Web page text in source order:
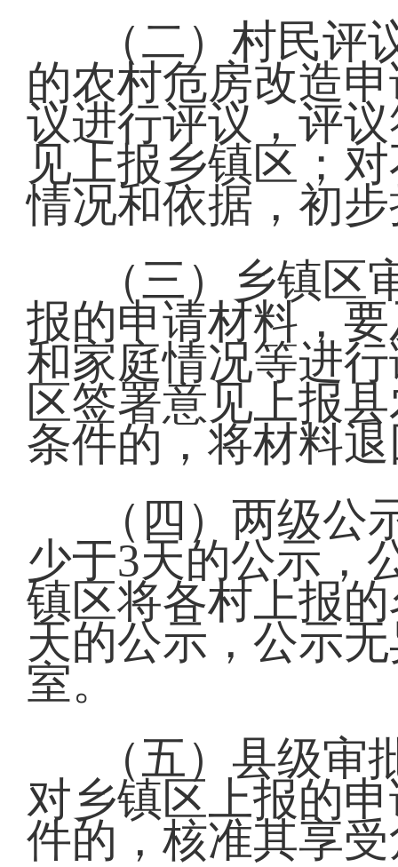
（二）村民
的农村危房改造
议进行评议，评
见上报乡镇区；
情况和依据，初
（三）乡镇
报的申请材料，
和家庭情况等进
区签署意见上报
条件的，将材料
（四）两级
少于3天的公示，
镇区将各村上报
天的公示，公示
室。
（五）县级
对乡镇区上报的
件的，核准其享